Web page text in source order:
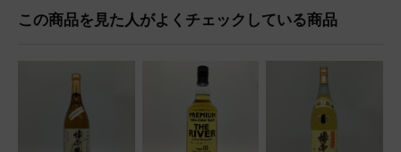
この商品を見た人がよくチェックしている商品